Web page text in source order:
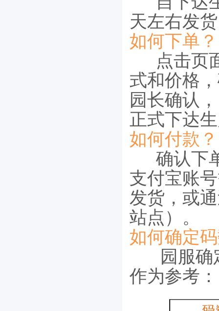
天左右发
如何下单？
点击页面
式和价格
园长确认
正式下达
如何付款？
确认下单
支付宝账
发货，或
站点）。
如何确定
园服
作为参考